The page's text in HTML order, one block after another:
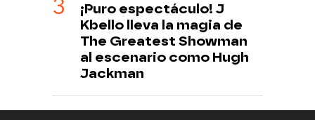
¡Puro espectáculo! J
Kbello lleva la magia de
The Greatest Showman
al escenario como Hugh
Jackman